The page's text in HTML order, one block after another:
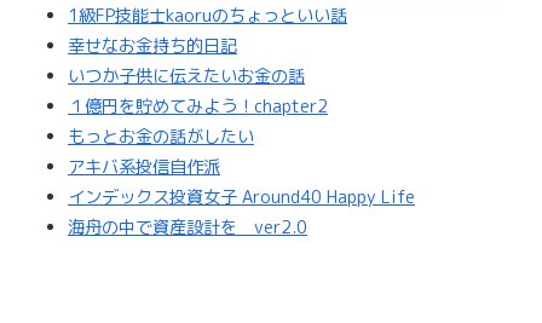
1級FP技能士kaoruのちょっといい話
幸せなお金持ち的日記
いつか子供に伝えたいお金の話
１億円を貯めてみよう！chapter2
もっとお金の話がしたい
アキバ系投信自作派
インデックス投資女子 Around40 Happy Life
海舟の中で資産設計を ver2.0